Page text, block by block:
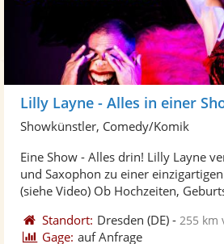
Lilly Layne - Alles in einer
Showkünstler, Comedy/Komik
Eine Show - Alles drin! Lilly Layne
und Saxophon zu einer
(siehe Video) Ob Hochzeiten,
Standort: Dresden (DE) - 255 km
Gage: auf Anfrage